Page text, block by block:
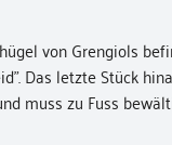
von Grengiols
Das letzte Stück
muss zu Fuss